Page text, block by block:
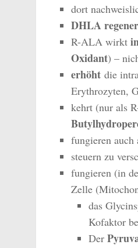
dort
DHLA
R-ALA wirkt
Oxidant) –
erhöht die
Erythrozyten,
kehrt (nur als
fungieren auch
steuern zu
fungieren (in
Zelle
das
Kofaktor
Der